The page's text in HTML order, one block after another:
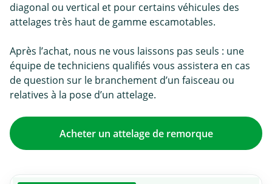
diagonal ou vertical et pour certains véhicules des
attelages très haut de gamme escamotables.
Après l’achat, nous ne vous laissons pas seuls : une
équipe de techniciens qualifiés vous assistera en cas
de question sur le branchement d’un faisceau ou
relatives à la pose d’un attelage.
Acheter un attelage de remorque